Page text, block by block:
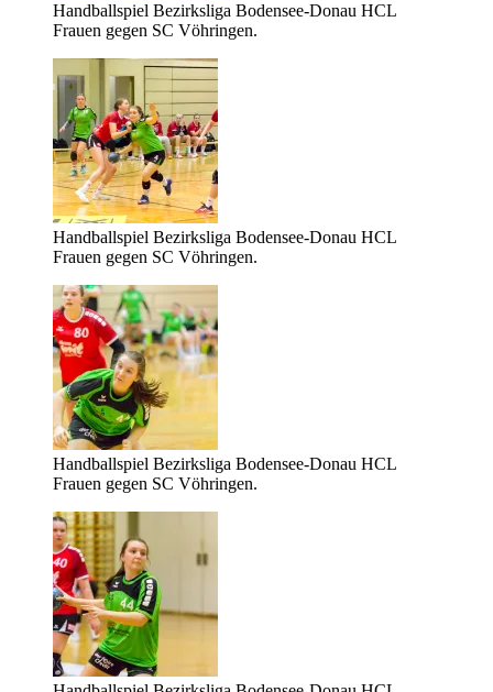
Handballspiel Bezirksliga Bodensee-Donau HCL
Frauen gegen SC Vöhringen.
Handballspiel Bezirksliga Bodensee-Donau HCL
Frauen gegen SC Vöhringen.
Handballspiel Bezirksliga Bodensee-Donau HCL
Frauen gegen SC Vöhringen.